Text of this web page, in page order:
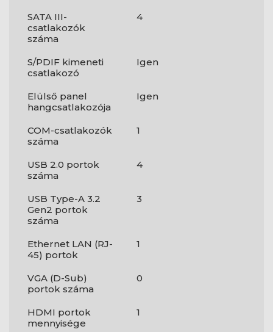
SATA III-
csatlakozók
száma
4
S/PDIF kimeneti
csatlakozó
Igen
Elülső panel
hangcsatlakozója
Igen
COM-csatlakozók
száma
1
USB 2.0 portok
száma
4
USB Type-A 3.2
Gen2 portok
száma
3
Ethernet LAN (RJ-
45) portok
1
VGA (D-Sub)
portok száma
0
HDMI portok
mennyisége
1